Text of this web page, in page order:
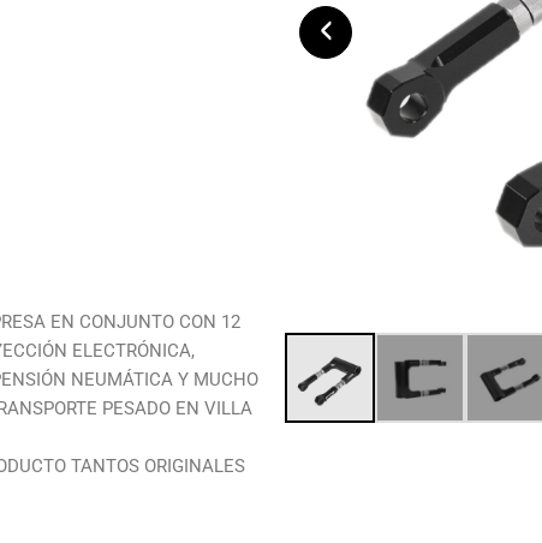
EN CONJUNTO CON 12
ELECTRÓNICA,
NEUMÁTICA Y MUCHO
PESADO EN VILLA
TANTOS ORIGINALES
‹